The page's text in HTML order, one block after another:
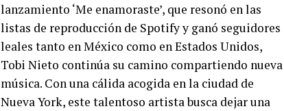
lanzamiento ‘Me enamoraste’, que resonó en las
listas de reproducción de Spotify y ganó seguidores
leales tanto en México como en Estados Unidos,
Tobi Nieto continúa su camino compartiendo nueva
música. Con una cálida acogida en la ciudad de
Nueva York, este talentoso artista busca dejar una